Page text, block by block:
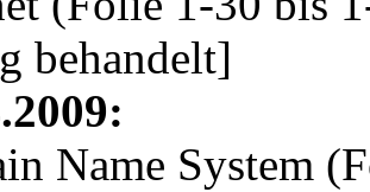
behandelt]
Name System